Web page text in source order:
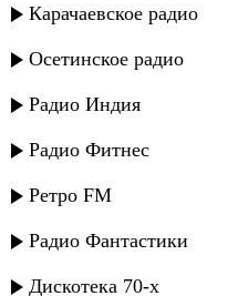
Карачаевское радио
Осетинское радио
Радио Индия
Радио Фитнес
Ретро FM
Радио Фантастики
Дискотека 70-х
Шумайсат
Шумайсат
Шумайсат
Шумайсат